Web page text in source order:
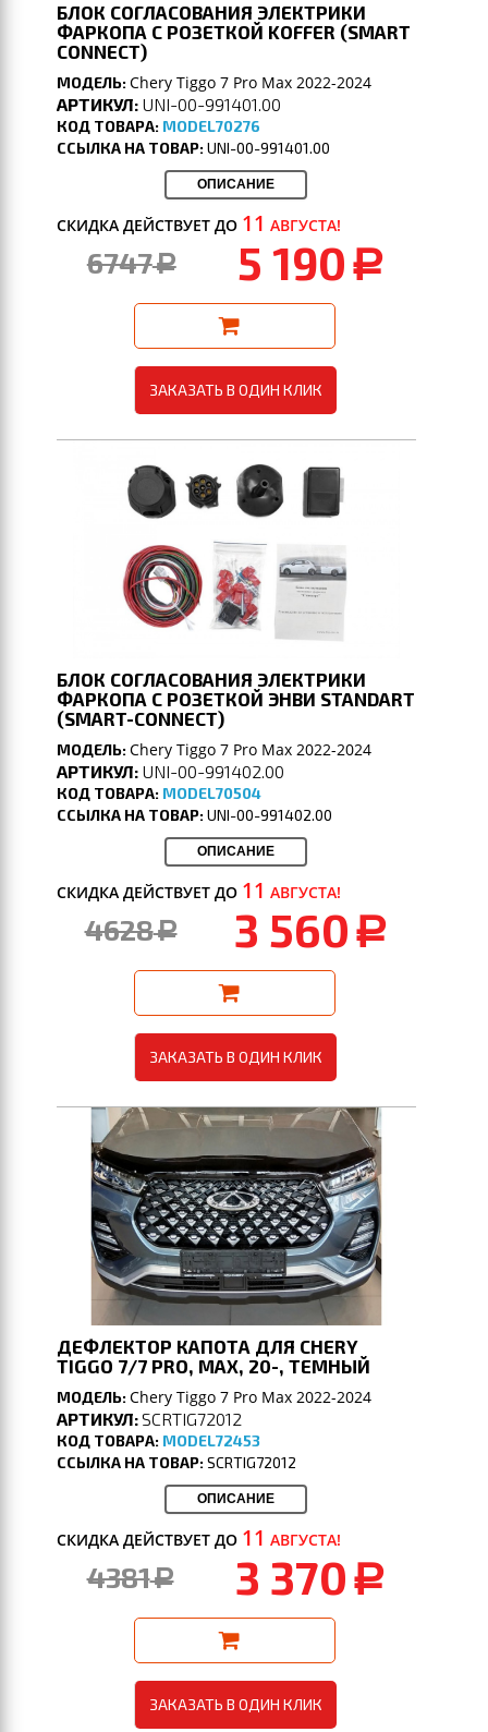
БЛОК СОГЛАСОВАНИЯ ЭЛЕКТРИКИ
ФАРКОПА С РОЗЕТКОЙ KOFFER (SMART
CONNECT)
МОДЕЛЬ:Chery Tiggo 7 Pro Max 2022-2024
АРТИКУЛ: UNI-00-991401.00
КОД ТОВАРА: MODEL70276
ССЫЛКА НА ТОВАР:UNI-00-991401.00
ОПИСАНИЕ
СКИДКА ДЕЙСТВУЕТ ДО 11 АВГУСТА!
6747a 5 190 a
ЗАКАЗАТЬ В ОДИН КЛИК
БЛОК СОГЛАСОВАНИЯ ЭЛЕКТРИКИ
ФАРКОПА С РОЗЕТКОЙ ЭНВИ STANDART
(SMART-CONNECT)
МОДЕЛЬ:Chery Tiggo 7 Pro Max 2022-2024
АРТИКУЛ: UNI-00-991402.00
КОД ТОВАРА: MODEL70504
ССЫЛКА НА ТОВАР:UNI-00-991402.00
ОПИСАНИЕ
СКИДКА ДЕЙСТВУЕТ ДО 11 АВГУСТА!
4628a 3 560 a
ЗАКАЗАТЬ В ОДИН КЛИК
ДЕФЛЕКТОР КАПОТА ДЛЯ CHERY
TIGGO 7/7 PRO, MAX, 20-, ТЕМНЫЙ
МОДЕЛЬ:Chery Tiggo 7 Pro Max 2022-2024
АРТИКУЛ:SCRTIG72012
КОД ТОВАРА: MODEL72453
ССЫЛКА НА ТОВАР:SCRTIG72012
ОПИСАНИЕ
СКИДКА ДЕЙСТВУЕТ ДО 11 АВГУСТА!
4381a 3 370 a
ЗАКАЗАТЬ В ОДИН КЛИК